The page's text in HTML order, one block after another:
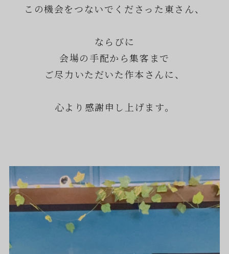
この機会をつないでくださった東さん、
ならびに
会場の手配から集客まで
ご尽力いただいた作本さんに、
心より感謝申し上げます。